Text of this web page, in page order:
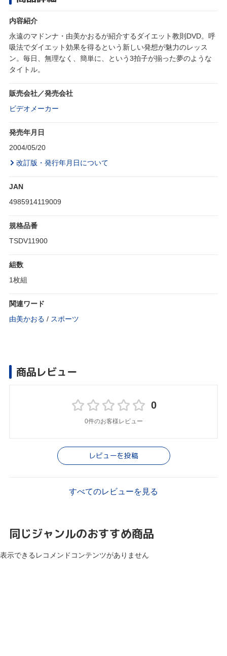
内容紹介
永遠のマドンナ・由美かおるが紹介するダイエット教則DVD。呼
吸法でダイエット効果を得るという新しい発想が魅力のレッス
ン。毎日、無理なく、簡単に、という3拍子が揃った夢のような
タイトル。
販売会社／発売会社
ビデオメーカー
発売年月日
2004/05/20
改訂版・発行年月日について
JAN
4985914119009
規格品番
TSDV11900
組数
1枚組
関連ワード
由美かおる / スポーツ
商品レビュー
0
0件のお客様レビュー
レビューを投稿
すべてのレビューを見る
同じジャンルのおすすめ商品
表示できるレコメンドコンテンツがありません